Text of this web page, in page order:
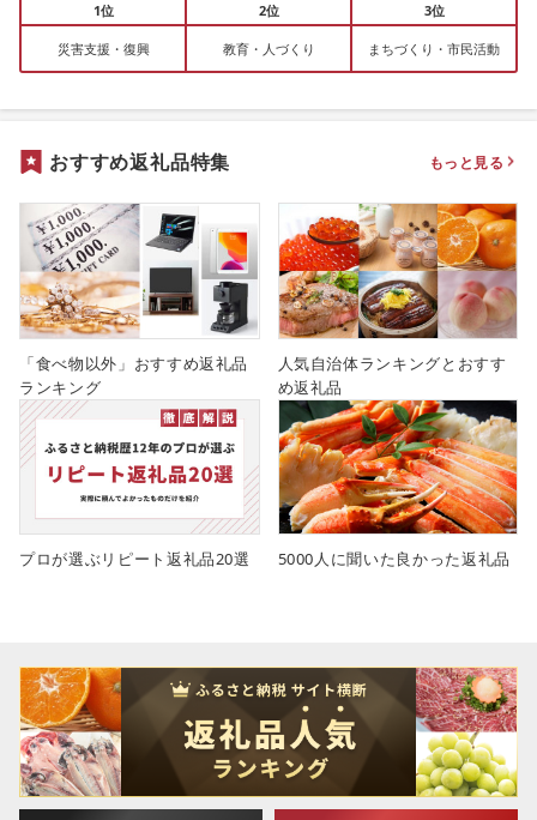
1位
災害支援・復興
2位
教育・人づくり
3位
まちづくり・市民活動
おすすめ返礼品特集 もっと見る
「食べ物以外」おすすめ返礼品
ランキング
人気自治体ランキングとおすす
め返礼品
プロが選ぶリピート返礼品20選 5000人に聞いた良かった返礼品